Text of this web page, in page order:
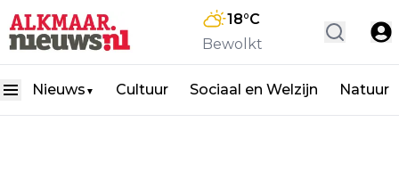
18°C
Bewolkt
Nieuws ▼ Cultuur Sociaal en Welzijn Natuur